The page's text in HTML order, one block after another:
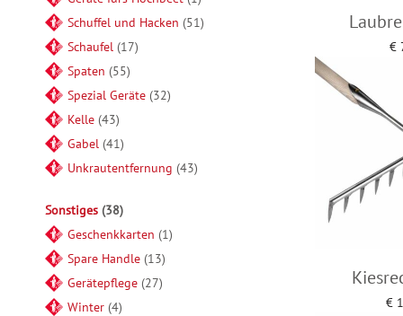
Schuffel und Hacken 51
Schaufel 17
Spaten 55
Spezial Geräte 32
Kelle 43
Gabel 41
Unkrautentfernung 43
Sonstiges 38
Geschenkkarten 1
Spare Handle 13
Gerätepflege 27
Winter 4
€
€